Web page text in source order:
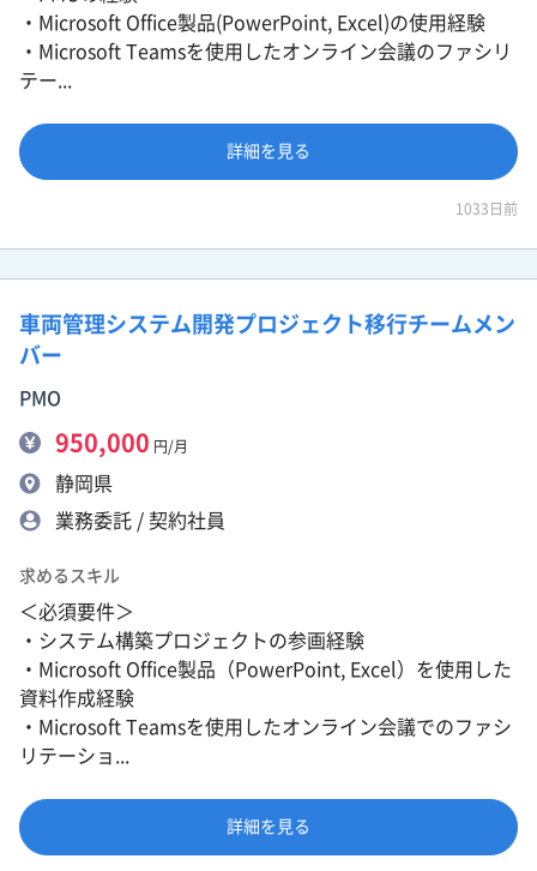
・Microsoft Office製品(PowerPoint, Excel)の使用経験
・Microsoft Teamsを使用したオンライン会議のファシリ
テー...
詳細を見る
1033日前
車両管理システム開発プロジェクト移行チームメン
バー
PMO
950,000 円/月
静岡県
業務委託 / 契約社員
求めるスキル
＜必須要件＞
・システム構築プロジェクトの参画経験
・Microsoft Office製品（PowerPoint, Excel）を使用した
資料作成経験
・Microsoft Teamsを使用したオンライン会議でのファシ
リテーショ...
詳細を見る